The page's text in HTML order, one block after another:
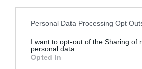
Please note that this website/app uses
not limited to your visit or usage
grant or deny consent to Google and
use your data for below specified
Personal Data Processing Opt
I want to opt-out of the Sharing of
personal data.
Opted In